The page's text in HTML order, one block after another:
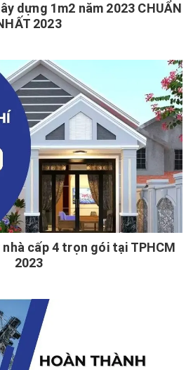
dựng 1m2 năm 2023 CHUẨN
2023
cấp 4 trọn gói tại TPHCM
2023